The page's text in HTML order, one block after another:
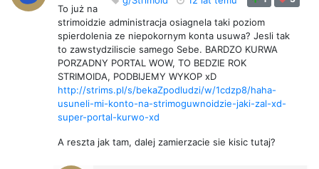
To już na
strimoidzie administracja osiagnela taki poziom
spierdolenia ze niepokornym konta usuwa? Jesli tak
to zawstydziliscie samego Sebe. BARDZO KURWA
PORZADNY PORTAL WOW, TO BEDZIE ROK
STRIMOIDA, PODBIJEMY WYKOP xD
http://strims.pl/s/bekaZpodludzi/w/1cdzp8/haha-
usuneli-mi-konto-na-strimoguwnoidzie-jaki-zal-xd-
super-portal-kurwo-xd
A reszta jak tam, dalej zamierzacie sie kisic tutaj?